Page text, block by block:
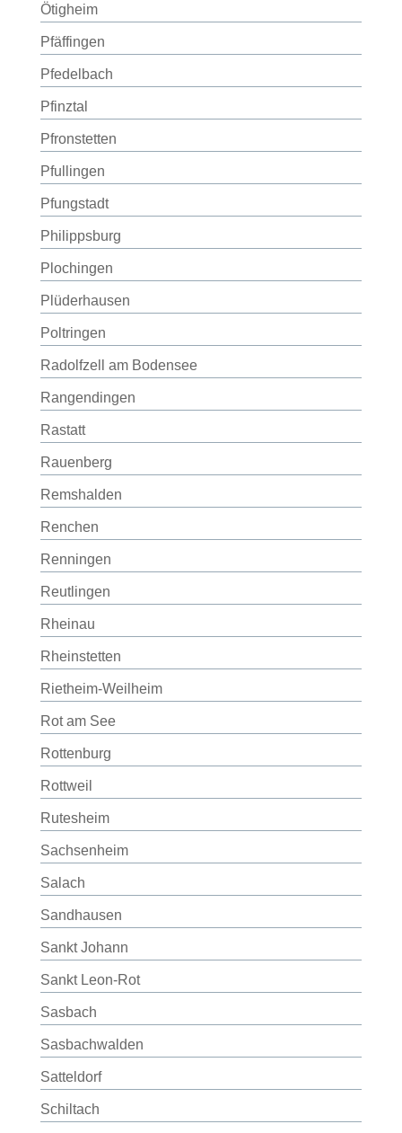
Ötigheim
Pfäffingen
Pfedelbach
Pfinztal
Pfronstetten
Pfullingen
Pfungstadt
Philippsburg
Plochingen
Plüderhausen
Poltringen
Radolfzell am Bodensee
Rangendingen
Rastatt
Rauenberg
Remshalden
Renchen
Renningen
Reutlingen
Rheinau
Rheinstetten
Rietheim-Weilheim
Rot am See
Rottenburg
Rottweil
Rutesheim
Sachsenheim
Salach
Sandhausen
Sankt Johann
Sankt Leon-Rot
Sasbach
Sasbachwalden
Satteldorf
Schiltach